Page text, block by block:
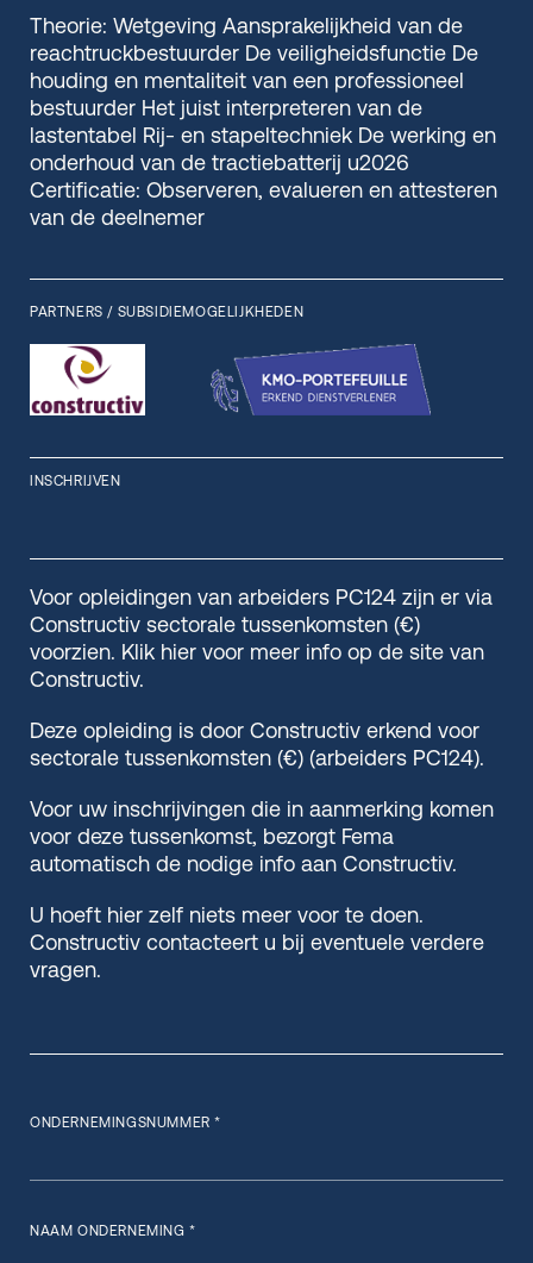
Theorie: Wetgeving Aansprakelijkheid van de
reachtruckbestuurder De veiligheidsfunctie De
houding en mentaliteit van een professioneel
bestuurder Het juist interpreteren van de
lastentabel Rij- en stapeltechniek De werking en
onderhoud van de tractiebatterij u2026
Certificatie: Observeren, evalueren en attesteren
van de deelnemer
PARTNERS / SUBSIDIEMOGELIJKHEDEN
INSCHRIJVEN
Voor opleidingen van arbeiders PC124 zijn er via
Constructiv sectorale tussenkomsten (€)
voorzien. Klik hier voor meer info op de site van
Constructiv.
Deze opleiding is door Constructiv erkend voor
sectorale tussenkomsten (€) (arbeiders PC124).
Voor uw inschrijvingen die in aanmerking komen
voor deze tussenkomst, bezorgt Fema
automatisch de nodige info aan Constructiv.
U hoeft hier zelf niets meer voor te doen.
Constructiv contacteert u bij eventuele verdere
vragen.
ONDERNEMINGSNUMMER *
NAAM ONDERNEMING *